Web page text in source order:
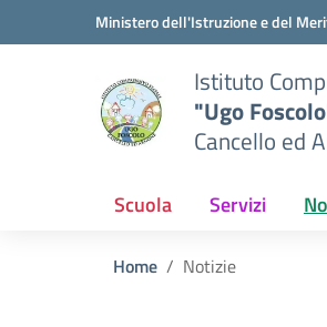
Vai ai contenuti
Vai al menu di navigazioneMinistero dell'Istruzione e del
Istituto
"Ugo
Cancello ed
Scuola Servizi
Home Notizie